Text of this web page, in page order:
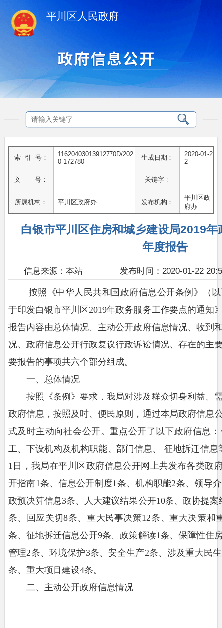
平川区人民政府
索 引 号：
11620403013912770D/202
0-172780
生成日期：
2020-01-2
2
文 号： 关键字：
所属机构： 平川区政府办 发布机构：
平川区政
府办
白银市平川区住房和城乡建设局2019年
年度报告
信息来源：本站 发布时间：2020-01-22
按照《中华人民共和国政府信息公开条例》（
于印发白银市平川区2019年政务服务工作要点的通知
报告内容由总体情况、主动公开政府信息情况、收到
况、政府信息公开行政复议行政诉讼情况、存在的主
要报告的事项共六个部分组成。
一、总体情况
按照《条例》要求，我局对涉及群众切身利益、
政府信息，按照及时、便民原则，通过本局政府信息
式及时主动向社会公开。重点公开了以下政府信息
工、下设机构及机构职能、部门信息、 征地拆迁信息
1日，我局在平川区政府信息公开网上共发布各类政
开指南1条、信息公开制度1条、机构职能2条、领导
政预决算信息3条、人大建议结果公开10条、政协提
条、回应关切8条、重大民事决策12条、重大决策和
条、征地拆迁信息公开9条、政策解读1条、保障性住
管理2条、环境保护3条、安全生产2条、涉及重大民
条、重大项目建设4条。
二、主动公开政府信息情况